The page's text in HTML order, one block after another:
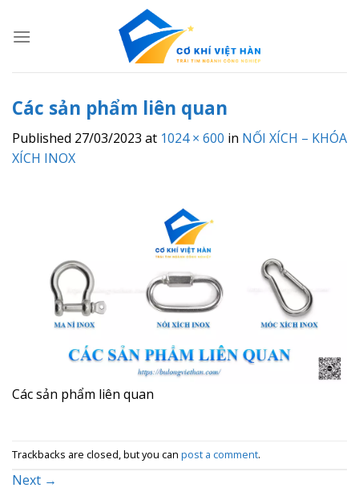
Các sản phẩm liên quan
Published 27/03/2023 at 1024 × 600 in NỐI XÍCH – KHÓA
XÍCH INOX
Các sản phẩm liên quan
Trackbacks are closed, but you can post a comment.
Next →